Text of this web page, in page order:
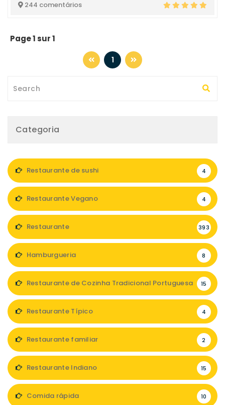
244 comentários
Page 1 sur 1
1
Categoria
Restaurante de sushi 4
Restaurante Vegano 4
Restaurante 393
Hamburgueria 8
Restaurante de Cozinha Tradicional Portuguesa 15
Restaurante Típico 4
Restaurante familiar 2
Restaurante Indiano 15
Comida rápida 10